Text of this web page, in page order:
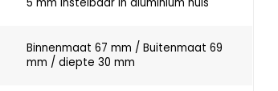
Binnenmaat 67 mm / Buitenmaat 69
mm / diepte 30 mm